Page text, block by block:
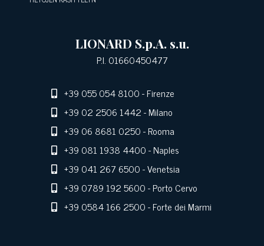
LIONARD S.p.A. s.u.
P.I. 01660450477
+39 055 054 8100- Firenze
+39 02 2506 1442- Milano
+39 06 8681 0250- Rooma
+39 081 1938 4400- Naples
+39 041 267 6500- Venetsia
+39 0789 192 5600- Porto Cervo
+39 0584 166 2500- Forte dei Marmi